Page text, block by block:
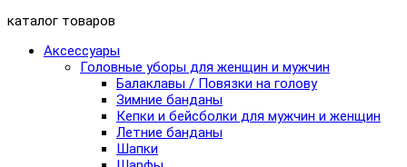
каталог товаров
Аксессуары
Головные уборы для женщин и мужчин
Балаклавы / Повязки на голову
Зимние банданы
Кепки и бейсболки для мужчин и женщин
Летние банданы
Шапки